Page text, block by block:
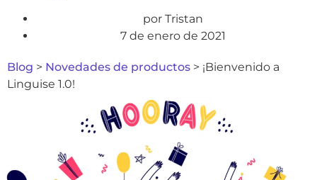
por Tristan
7 de enero de 2021
Blog > Novedades de productos > ¡Bienvenido a
Linguise 1.0!